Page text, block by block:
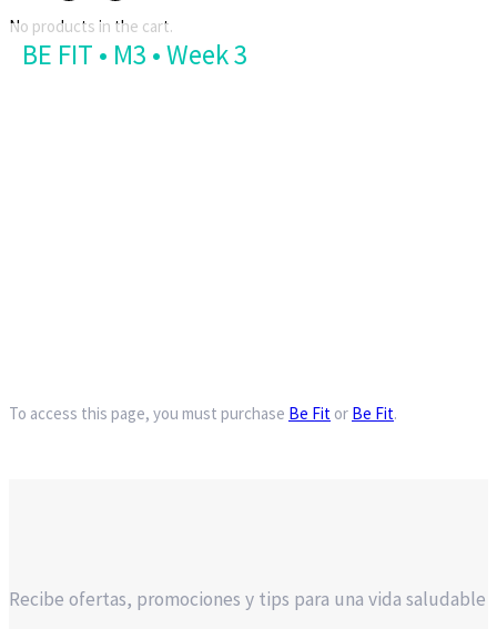
No products in the cart.
BE FIT • M3 • Week 3
To access this page, you must purchase Be Fit or Be Fit.
Recibe ofertas, promociones y tips para una vida saludable